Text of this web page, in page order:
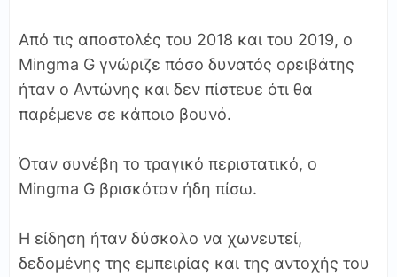
Από τις αποστολές του 2018 και του 2019, ο
Mingma G γνώριζε πόσο δυνατός ορειβάτης
ήταν ο Αντώνης και δεν πίστευε ότι θα
παρέμενε σε κάποιο βουνό.
Όταν συνέβη το τραγικό περιστατικό, ο
Mingma G βρισκόταν ήδη πίσω.
Η είδηση ήταν δύσκολο να χωνευτεί,
δεδομένης της εμπειρίας και της αντοχής του